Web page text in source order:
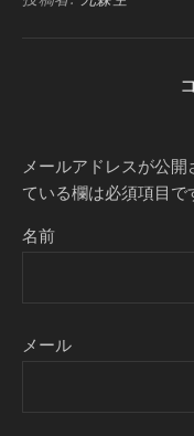
メールアドレスが公開
ている欄は必須項目で
名前
メール